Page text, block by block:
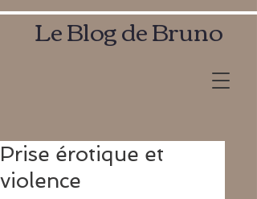
Le Blog de Bruno
Prise érotique et
violence